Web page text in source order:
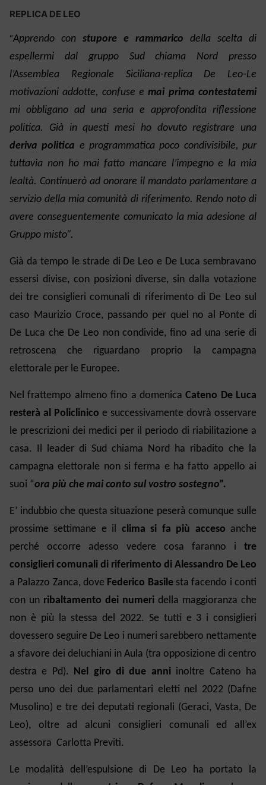
REPLICA DE LEO
“Apprendo con stupore e rammarico della scelta di
espellermi dal gruppo Sudchiama Nord presso
l’Assemblea Regionale Siciliana-replica De Leo-Le
motivazioni addotte, confuse emai prima contestatemi
mi obbligano ad una seria e approfondita riflessione
politica. Già in questi mesi ho dovuto registrare una
deriva politica e programmatica poco condivisibile, pur
tuttavia non ho mai fatto mancare l’impegno e la mia
lealtà. Continuerò ad onorare il mandato parlamentare a
servizio della mia comunità di riferimento. Rendo noto di
avere conseguentemente comunicato la mia adesione al
Gruppo misto”.
Già da tempo le strade di De Leo e De Luca sembravano
essersi divise, con posizioni diverse, sin dalla votazione
dei tre consiglieri comunali di riferimento di De Leo sul
caso Maurizio Croce, passando per quel no al Ponte di
De Luca che De Leo non condivide, fino ad una serie di
retroscena che riguardano proprio la campagna
elettorale per le Europee.
Nel frattempo almeno fino a domenicaCateno De Luca
resterà al Policlinico e successivamente dovrà osservare
le prescrizioni dei medici per il periodo di riabilitazione a
casa. Il leader di Sud chiama Nord ha ribadito che la
campagna elettorale non si ferma e ha fatto appello ai
suoi “ora più che mai conto sul vostro sostegno”.
E’ indubbio che questa situazione peserà comunque sulle
prossime settimane e il clima si fa più acceso anche
perché occorre adesso vedere cosa faranno i tre
consiglieri comunali di riferimento di Alessandro De Leo
a Palazzo Zanca, dove Federico Basilesta facendo i conti
con un ribaltamento dei numeri della maggioranza che
non è più la stessa del 2022. Se tutti e 3 i consiglieri
dovessero seguire De Leo i numeri sarebbero nettamente
a sfavore dei deluchiani in Aula (tra opposizione di centro
destra e Pd). Nel giro di due anniinoltre Cateno ha
perso uno dei due parlamentari eletti nel 2022 (Dafne
Musolino) e tre dei deputati regionali (Geraci, Vasta, De
Leo), oltre ad alcuni consiglieri comunali ed all’ex
assessora Carlotta Previti.
Le modalità dell’espulsione di De Leo ha portato la